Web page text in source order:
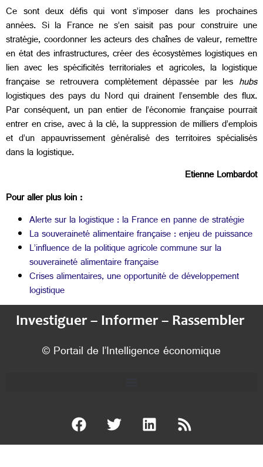
Ce sont deux défis qui vont s’imposer dans les prochaines
années. Si la France ne s’en saisit pas pour construire une
stratégie, coordonner les acteurs des chaînes de valeur, remettre
en état des infrastructures, créer des écosystèmes logistiques en
lien avec les spécificités territoriales et agricoles, la logistique
française se retrouvera complètement dépassée par les hubs
logistiques des pays du Nord qui drainent l’ensemble des flux.
Par conséquent, un pan entier de l’économie française pourrait
entrer en crise, avec à la clé, la suppression de milliers d’emplois
et d’un appauvrissement généralisé des territoires spécialisés
dans la logistique.
Etienne Lombardot
Pour aller plus loin :
Alerte sur la logistique : la France en panne de stratégie
La souveraineté alimentaire française : enjeu de puissance
L’influence de la politique agricole commune sur la
souveraineté alimentaire française
Crises alimentaires, une opportunité de développement
logistique
Investiguer – Informer – Rassembler
© Portail de l’Intelligence économique